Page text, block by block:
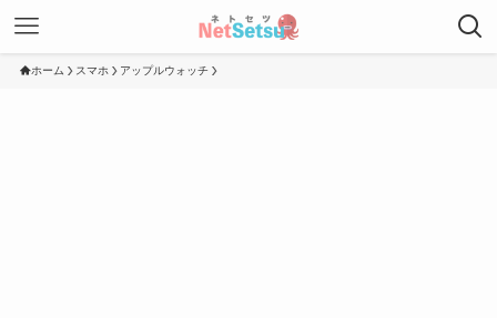
ホーム スマホ アップルウォッチ